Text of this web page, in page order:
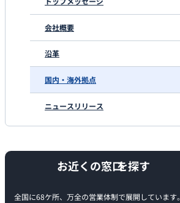
会社概要
沿革
国内・海外拠点
ニュースリリース
お近くの窓口
全国に68ケ所、万全の営業体制で展開しています。